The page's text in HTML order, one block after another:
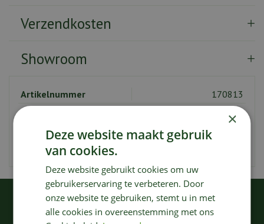
Verzendkosten
Showroom
Artikelnummer
170813
EAN code
5420000747012
KIJK OOK EENS NAAR:
×
Deze website maakt gebruik
van cookies.
Deze website gebruikt cookies om uw
gebruikerservaring te verbeteren. Door
onze website te gebruiken, stemt u in met
alle cookies in overeenstemming met ons